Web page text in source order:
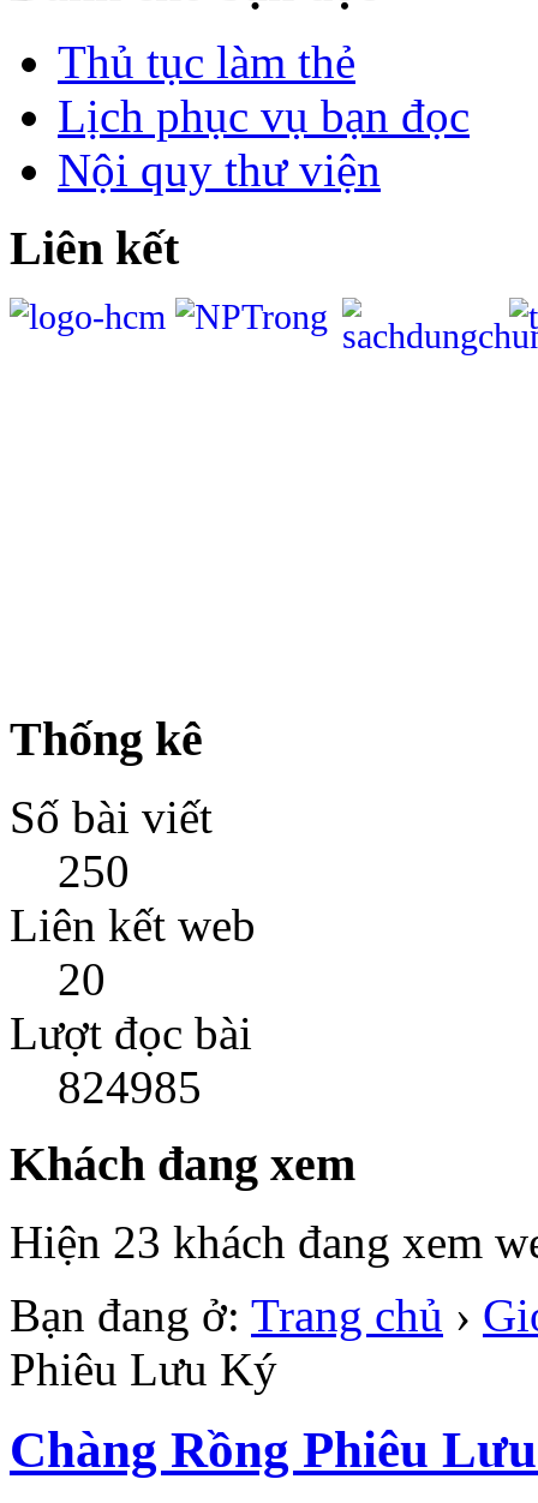
Thủ tục làm thẻ
Lịch phục vụ bạn đọc
Nội quy thư viện
Liên kết
Thống kê
Số bài viết
250
Liên kết web
20
Lượt đọc bài
824985
Khách đang xem
Hiện 23 khách đang xem
Bạn đang ở: Trang chủ ›
Phiêu Lưu Ký
Chàng Rồng Phiêu